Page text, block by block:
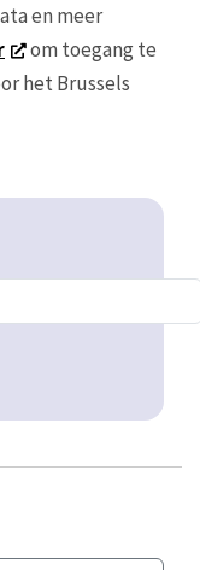
en meer
om toegang te
het Brussels